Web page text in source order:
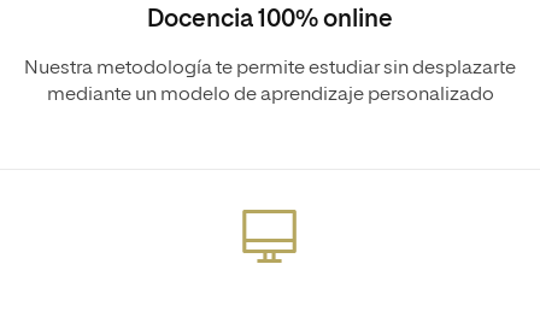
Docencia 100% online
Nuestra metodología te permite estudiar sin desplazarte
mediante un modelo de aprendizaje personalizado